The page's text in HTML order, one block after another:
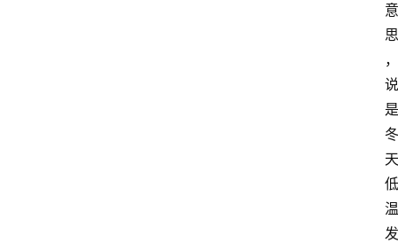
意
思
，
说
是
冬
天
低
温
发